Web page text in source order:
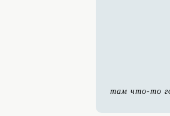
там что-то